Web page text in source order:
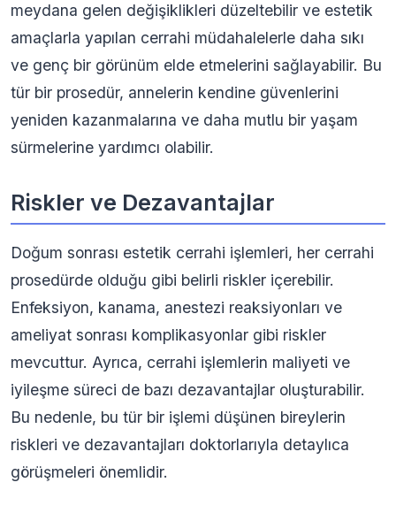
meydana gelen değişiklikleri düzeltebilir ve estetik
amaçlarla yapılan cerrahi müdahalelerle daha sıkı
ve genç bir görünüm elde etmelerini sağlayabilir. Bu
tür bir prosedür, annelerin kendine güvenlerini
yeniden kazanmalarına ve daha mutlu bir yaşam
sürmelerine yardımcı olabilir.
Riskler ve Dezavantajlar
Doğum sonrası estetik cerrahi işlemleri, her cerrahi
prosedürde olduğu gibi belirli riskler içerebilir.
Enfeksiyon, kanama, anestezi reaksiyonları ve
ameliyat sonrası komplikasyonlar gibi riskler
mevcuttur. Ayrıca, cerrahi işlemlerin maliyeti ve
iyileşme süreci de bazı dezavantajlar oluşturabilir.
Bu nedenle, bu tür bir işlemi düşünen bireylerin
riskleri ve dezavantajları doktorlarıyla detaylıca
görüşmeleri önemlidir.